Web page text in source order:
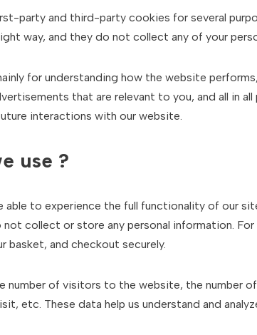
party and third-party cookies for several
way, and they do not collect any of your
for understanding how the website
that are relevant to you, and all in
interactions with our website.
use ?
to experience the full functionality of our
collect or store any personal information.
and checkout securely.
of visitors to the website, the number
etc. These data help us understand and